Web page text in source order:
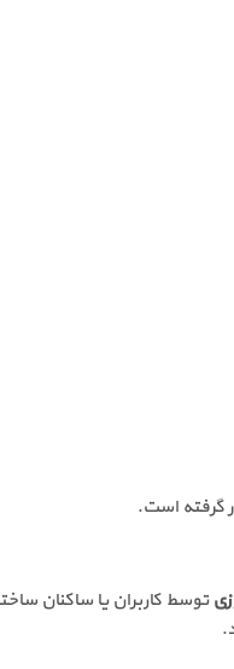
گرفته است.
توسط کاربران یا ساکنان